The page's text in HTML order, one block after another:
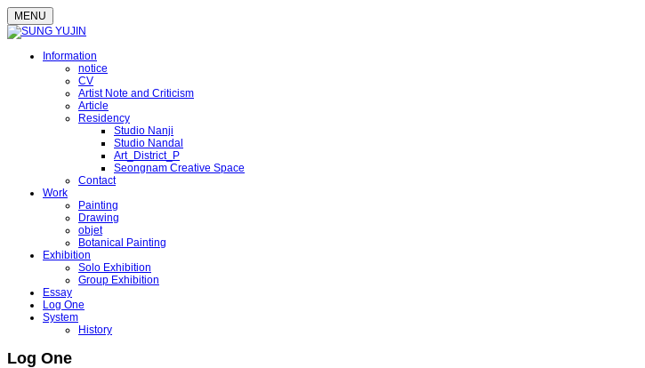
MENU
Information
notice
CV
Artist Note and Criticism
Article
Residency
Studio Nanji
Studio Nandal
Art_District_P
Seongnam Creative Space
Contact
Work
Painting
Drawing
objet
Botanical Painting
Exhibition
Solo Exhibition
Group Exhibition
Essay
Log One
System
History
Log One